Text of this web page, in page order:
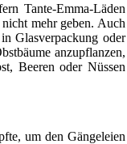
Tante-Emma-Läden
mehr geben. Auch
Glasverpackung oder
anzupflanzen,
Beeren oder Nüssen
um den Gängeleien